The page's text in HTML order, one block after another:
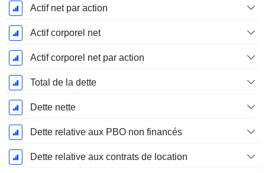
Actif net par action
Actif corporel net
Actif corporel net par action
Total de la dette
Dette nette
Dette relative aux PBO non financés
Dette relative aux contrats de location